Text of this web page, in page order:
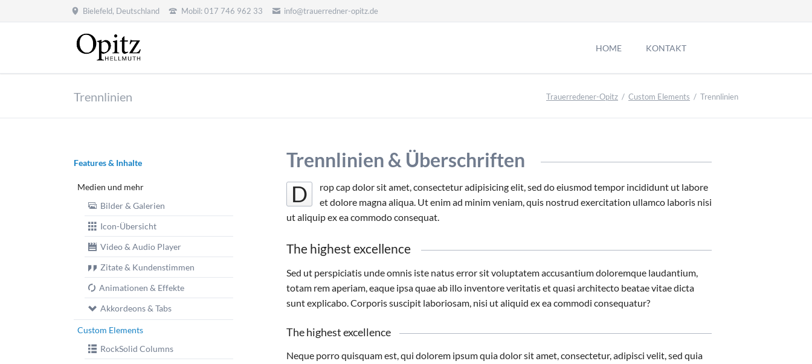
Bielefeld, Deutschland Mobil: 017 746 962 33 info@trauerredner-opitz.de
HOME KONTAKT
Impressum
Datenschutz
Suche
Trennlinien Trauerredener-Opitz Custom Elements Trennlinien
Trennlinien & Überschriften
D
rop cap dolor sit amet, consectetur adipisicing elit, sed do eiusmod tempor incididunt ut labore
et dolore magna aliqua. Ut enim ad minim veniam, quis nostrud exercitation ullamco laboris nisi
ut aliquip ex ea commodo consequat.
The highest excellence
Sed ut perspiciatis unde omnis iste natus error sit voluptatem accusantium doloremque laudantium,
totam rem aperiam, eaque ipsa quae ab illo inventore veritatis et quasi architecto beatae vitae dicta
sunt explicabo. Corporis suscipit laboriosam, nisi ut aliquid ex ea commodi consequatur?
The highest excellence
Neque porro quisquam est, qui dolorem ipsum quia dolor sit amet, consectetur, adipisci velit, sed quia
Navigation
Features & Inhalte
Medien und mehr
Bilder & Galerien
Icon-Übersicht
Video & Audio Player
Zitate & Kundenstimmen
Animationen & Effekte
Akkordeons & Tabs
Custom Elements
RockSolid Columns